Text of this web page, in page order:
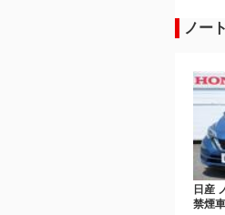
ノー
日産
禁煙